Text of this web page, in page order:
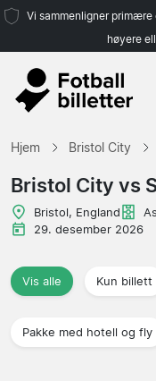
Vi sammenligner
høyere
Hjem Bristol City
Bristol City vs
Bristol, England
29. desember 2026
Vis alle Kun billett
Pakke med hotell og fly